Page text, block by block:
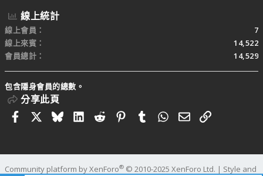
線上統計
線上會員
7
線上來賓
14,522
會員總計
14,529
包含隱身會員的總數。
分享此頁
FacebookBlueskyLinkedIn
RedditPinterestTumblrWhatsApp
電子郵件
連結
Community platform by XenForo® © 2010-2025 XenForo Ltd. | Style and